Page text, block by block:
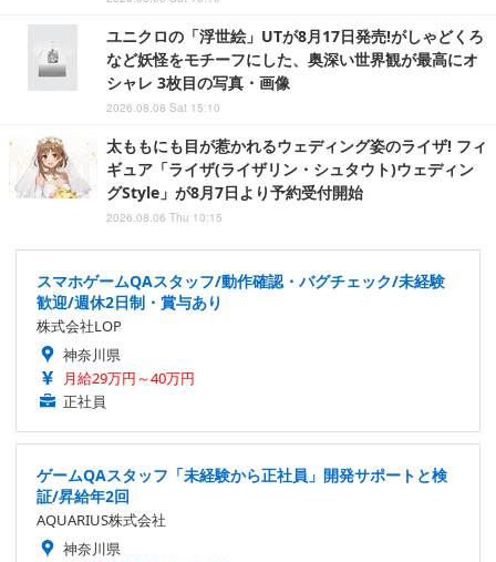
ユニクロの「浮世絵」UTが8月17日発売!がしゃどくろ
など妖怪をモチーフにした、奥深い世界観が最高にオ
シャレ 3枚目の写真・画像
2026.08.08 Sat 15:10
太ももにも目が惹かれるウェディング姿のライザ! フィ
ギュア「ライザ(ライザリン・シュタウト)ウェディン
グStyle」が8月7日より予約受付開始
2026.08.06 Thu 10:15
スマホゲームQAスタッフ/動作確認・バグチェック/未経験
歓迎/週休2日制・賞与あり
株式会社LOP
神奈川県
月給29万円～40万円
正社員
ゲームQAスタッフ「未経験から正社員」開発サポートと検
証/昇給年2回
AQUARIUS株式会社
神奈川県